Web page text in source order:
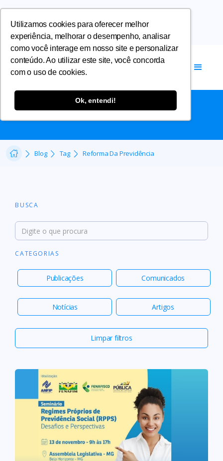
Utilizamos cookies para oferecer melhor
experiência, melhorar o desempenho, analisar
como você interage em nosso site e personalizar
conteúdo. Ao utilizar este site, você concorda
com o uso de cookies.
Ok, entendi!
REFORMA DA PREVIDÊNCIA
Blog Tag Reforma Da Previdência
BUSCA
CATEGORIAS
Publicações Comunicados
Notícias Artigos
Limpar filtros